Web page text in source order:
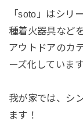
「soto」はシリ
種着火器具など
アウトドアのカ
ーズ化しています
我が家では、シ
ます！